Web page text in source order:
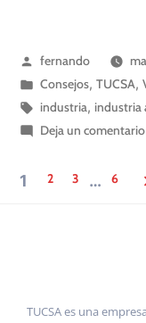
fernando
Consejos,TUCSA,
industria,
Deja un comentario
1 2 3 … 6
TUCSA es una